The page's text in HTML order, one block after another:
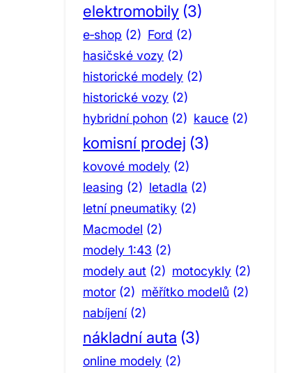
elektromobily (3)
e‑shop (2) Ford (2)
hasičské vozy (2)
historické modely (2)
historické vozy (2)
hybridní pohon (2) kauce (2)
komisní prodej (3)
kovové modely (2)
leasing (2) letadla (2)
letní pneumatiky (2)
Macmodel (2)
modely 1:43 (2)
modely aut (2) motocykly (2)
motor (2) měřítko modelů (2)
nabíjení (2)
nákladní auta (3)
online modely (2)